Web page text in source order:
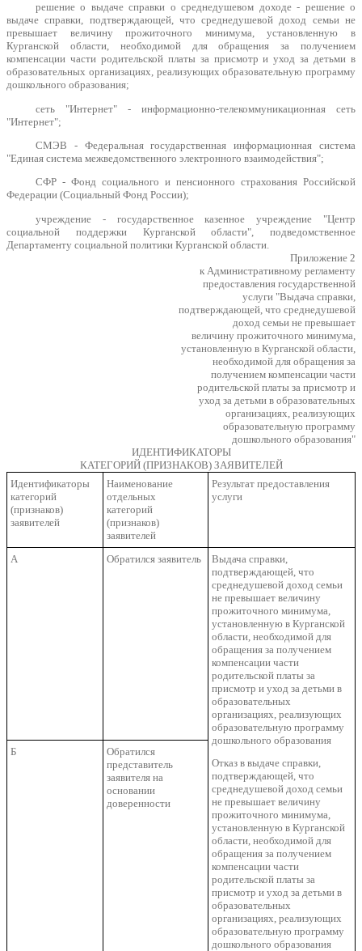
решение о выдаче справки о среднедушевом доходе - решение о
выдаче справки, подтверждающей, что среднедушевой доход семьи не
превышает величину прожиточного минимума, установленную в
Курганской области, необходимой для обращения за получением
компенсации части родительской платы за присмотр и уход за детьми в
образовательных организациях, реализующих образовательную программу
дошкольного образования;
сеть "Интернет" - информационно-телекоммуникационная сеть
"Интернет";
СМЭВ - Федеральная государственная информационная система
"Единая система межведомственного электронного взаимодействия";
СФР - Фонд социального и пенсионного страхования Российской
Федерации (Социальный Фонд России);
учреждение - государственное казенное учреждение "Центр
социальной поддержки Курганской области", подведомственное
Департаменту социальной политики Курганской области.
Приложение 2
к Административному регламенту
предоставления государственной
услуги "Выдача справки,
подтверждающей, что среднедушевой
доход семьи не превышает
величину прожиточного минимума,
установленную в Курганской области,
необходимой для обращения за
получением компенсации части
родительской платы за присмотр и
уход за детьми в образовательных
организациях, реализующих
образовательную программу
дошкольного образования"
ИДЕНТИФИКАТОРЫ
КАТЕГОРИЙ (ПРИЗНАКОВ) ЗАЯВИТЕЛЕЙ
Идентификаторы
категорий
(признаков)
заявителей
Наименование
отдельных
категорий
(признаков)
заявителей
Результат предоставления
услуги
А Обратился заявитель
Выдача справки,
подтверждающей, что
среднедушевой доход семьи
не превышает величину
прожиточного минимума,
установленную в Курганской
области, необходимой для
обращения за получением
компенсации части
родительской платы за
присмотр и уход за детьми в
образовательных
организациях, реализующих
образовательную программу
дошкольного образования
Б
Обратился
представитель
заявителя на
основании
доверенности
Отказ в выдаче справки,
подтверждающей, что
среднедушевой доход семьи
не превышает величину
прожиточного минимума,
установленную в Курганской
области, необходимой для
обращения за получением
компенсации части
родительской платы за
присмотр и уход за детьми в
образовательных
организациях, реализующих
образовательную программу
дошкольного образования